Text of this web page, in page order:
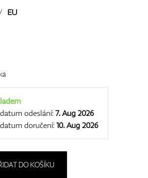
Dárkové poukazy
/ EU
odeslání:7. Aug 2026
doručení:10. Aug 2026
DO KOŠÍKU